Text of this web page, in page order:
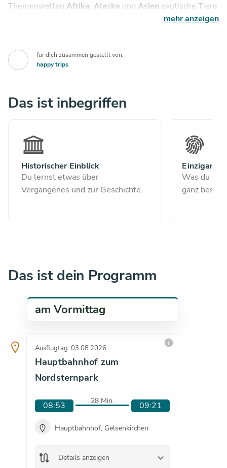
Themenwelten Afrika, Alaska und Asien exotische Tiere
in naturnah gestalteten Lebensräumen beobachten.
des Nachmittags mit der Erkundung der weitläufigen
Anlagen verbringst. Dieser Ausflug verbindet
genügend Zeit, um jede Station entspannt zu erleben.
mehr anzeigen
für dich zusammen gestellt von:
happy trips
Das ist inbegriffen
Historischer Einblick
Du lernst etwas über
Vergangenes und zur Geschichte.
Einzigartig
Was du
ganz
Das ist dein Programm
am Vormittag
Ausflugtag: 03.08.2026
Hauptbahnhof zum
Nordsternpark
08:53 28 Min. 09:21
Hauptbahnhof, Gelsenkirchen
route Details anzeigen keyboard_arrow_down
info